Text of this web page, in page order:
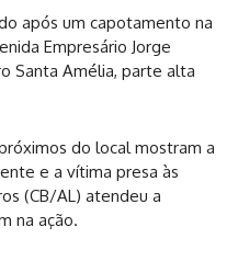
após um capotamento na
Empresário Jorge
Santa Amélia, parte alta
do local mostram a
e a vítima presa às
(CB/AL) atendeu a
na ação.